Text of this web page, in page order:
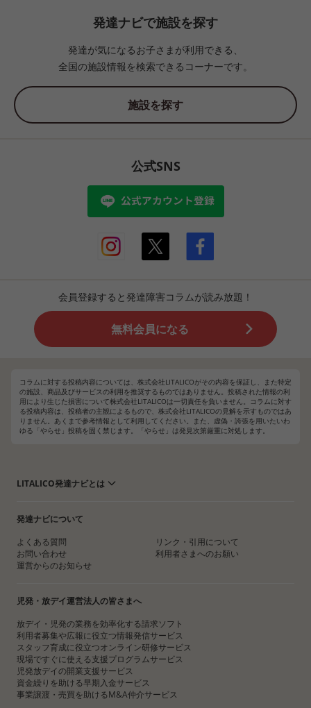
発達ナビで施設を探す
発達が気になるお子さまが利用できる、
全国の施設情報を検索できるコーナーです。
施設を探す
公式SNS
会員登録すると発達障害コラムが読み放題！
無料会員になる
コラムに対する投稿内容については、株式会社LITALICOがその内容を保証し、また特定
の施設、商品及びサービスの利用を推奨するものではありません。投稿された情報の利
用により生じた損害について株式会社LITALICOは一切責任を負いません。コラムに対す
る投稿内容は、投稿者の主観によるもので、株式会社LITALICOの見解を示すものではあ
りません。あくまで参考情報として利用してください。また、虚偽・誇張を用いたいわ
ゆる「やらせ」投稿を固く禁じます。「やらせ」は発見次第厳重に対処します。
LITALICO発達ナビとは
発達ナビについて
よくある質問
お問い合わせ
運営からのお知らせ
リンク・引用について
利用者さまへのお願い
児発・放デイ運営法人の皆さまへ
放デイ・児発の業務を効率化する請求ソフト
利用者募集や広報に役立つ情報発信サービス
スタッフ育成に役立つオンライン研修サービス
現場ですぐに使える支援プログラムサービス
児発放デイの開業支援サービス
資金繰りを助ける早期入金サービス
事業譲渡・売買を助けるM&A仲介サービス